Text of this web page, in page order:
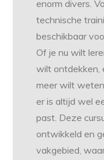
enorm divers.
technische
beschikbaar
Of je nu wilt
wilt ontdekken,
meer wilt
er is altijd wel
past. Deze
ontwikkeld en
vakgebied,